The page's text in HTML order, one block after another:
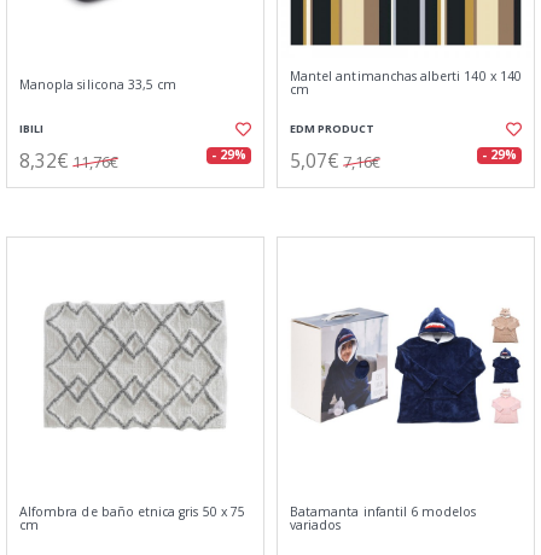
Manopla silicona 33,5 cm
IBILI
8,32€ 11,76€ - 29%
Mantel antimanchas alberti 140 x 140
cm
EDM PRODUCT
5,07€ 7,16€ - 29%
Alfombra de baño etnica gris 50 x 75
cm
Batamanta infantil 6 modelos
variados